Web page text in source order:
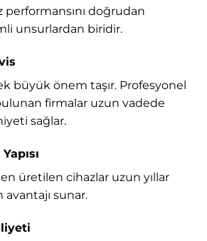
performansını doğrudan
unsurlardan biridir.
büyük önem taşır. Profesyonel
firmalar uzun vadede
sağlar.
üretilen cihazlar uzun yıllar
avantajı sunar.